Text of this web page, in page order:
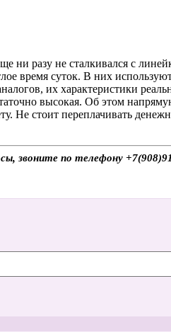
ни разу не сталкивался с
время суток. В них
их характеристики
высокая. Об этом
Не стоит переплачивать
звоните по телефону